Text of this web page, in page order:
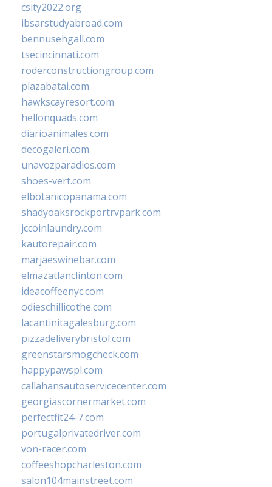
csity2022.org
ibsarstudyabroad.com
bennusehgall.com
tsecincinnati.com
roderconstructiongroup.com
plazabatai.com
hawkscayresort.com
hellonquads.com
diarioanimales.com
decogaleri.com
unavozparadios.com
shoes-vert.com
elbotanicopanama.com
shadyoaksrockportrvpark.com
jccoinlaundry.com
kautorepair.com
marjaeswinebar.com
elmazatlanclinton.com
ideacoffeenyc.com
odieschillicothe.com
lacantinitagalesburg.com
pizzadeliverybristol.com
greenstarsmogcheck.com
happypawspl.com
callahansautoservicecenter.com
georgiascornermarket.com
perfectfit24-7.com
portugalprivatedriver.com
von-racer.com
coffeeshopcharleston.com
salon104mainstreet.com